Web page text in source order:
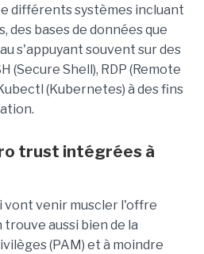
différents systèmes incluant
des bases de données que
s'appuyant souvent sur des
(Secure Shell), RDP (Remote
(Kubernetes) à des fins
trust intégrées à
vont venir muscler l'offre
trouve aussi bien de la
(PAM) et à moindre